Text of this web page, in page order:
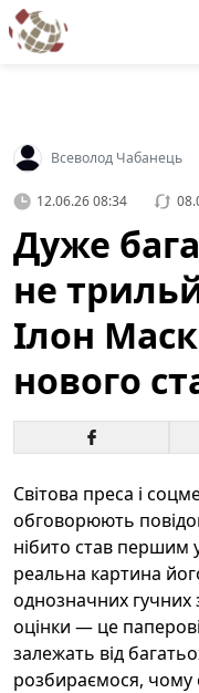
Всеволод Чабанець
12.06.26 08:34
Дуже
не
Ілон
нового
Світова преса і
обговорюють
нібито став першим
реальна картина
однозначних гучних
оцінки — це
залежать від
розбираємося, чому